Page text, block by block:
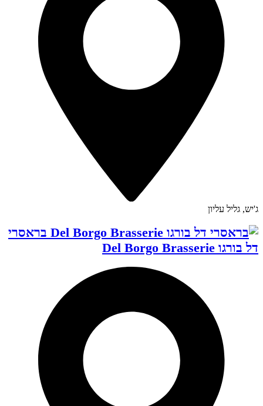
ג'יש, גליל עליון
בראסרי
דל בורגו Del Borgo Brasserie